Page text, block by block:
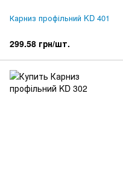
Карниз профільний KD 401
299.58 грн/шт.